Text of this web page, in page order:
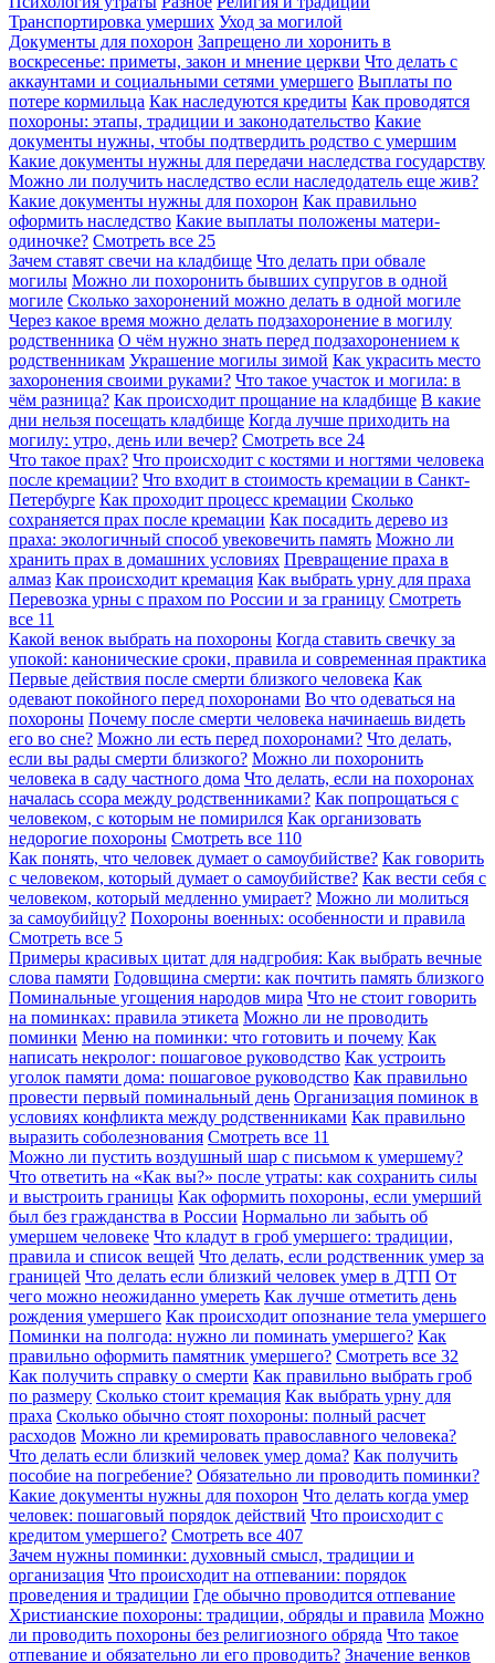
Транспортировка умерших Уход за могилой
Документы для похорон Запрещено ли хоронить в
воскресенье: приметы, закон и мнение церкви Что делать с
аккаунтами и социальными сетями умершего Выплаты по
потере кормильца Как наследуются кредиты Как проводятся
похороны: этапы, традиции и законодательство Какие
документы нужны, чтобы подтвердить родство с умершим
Какие документы нужны для передачи наследства государству
Можно ли получить наследство если наследодатель еще жив?
Какие документы нужны для похорон Как правильно
оформить наследство Какие выплаты положены матери-
одиночке? Смотреть все 25
Зачем ставят свечи на кладбище Что делать при обвале
могилы Можно ли похоронить бывших супругов в одной
могиле Сколько захоронений можно делать в одной могиле
Через какое время можно делать подзахоронение в могилу
родственника О чём нужно знать перед подзахоронением к
родственникам Украшение могилы зимой Как украсить место
захоронения своими руками? Что такое участок и могила: в
чём разница? Как происходит прощание на кладбище В какие
дни нельзя посещать кладбище Когда лучше приходить на
могилу: утро, день или вечер? Смотреть все 24
Что такое прах? Что происходит с костями и ногтями человека
после кремации? Что входит в стоимость кремации в Санкт-
Петербурге Как проходит процесс кремации Сколько
сохраняется прах после кремации Как посадить дерево из
праха: экологичный способ увековечить память Можно ли
хранить прах в домашних условиях Превращение праха в
алмаз Как происходит кремация Как выбрать урну для праха
Перевозка урны с прахом по России и за границу Смотреть
все 11
Какой венок выбрать на похороны Когда ставить свечку за
упокой: канонические сроки, правила и современная практика
Первые действия после смерти близкого человека Как
одевают покойного перед похоронами Во что одеваться на
похороны Почему после смерти человека начинаешь видеть
его во сне? Можно ли есть перед похоронами? Что делать,
если вы рады смерти близкого? Можно ли похоронить
человека в саду частного дома Что делать, если на похоронах
началась ссора между родственниками? Как попрощаться с
человеком, с которым не помирился Как организовать
недорогие похороны Смотреть все 110
Как понять, что человек думает о самоубийстве? Как говорить
с человеком, который думает о самоубийстве? Как вести себя с
человеком, который медленно умирает? Можно ли молиться
за самоубийцу? Похороны военных: особенности и правила
Смотреть все 5
Примеры красивых цитат для надгробия: Как выбрать вечные
слова памяти Годовщина смерти: как почтить память близкого
Поминальные угощения народов мира Что не стоит говорить
на поминках: правила этикета Можно ли не проводить
поминки Меню на поминки: что готовить и почему Как
написать некролог: пошаговое руководство Как устроить
уголок памяти дома: пошаговое руководство Как правильно
провести первый поминальный день Организация поминок в
условиях конфликта между родственниками Как правильно
выразить соболезнования Смотреть все 11
Можно ли пустить воздушный шар с письмом к умершему?
Что ответить на «Как вы?» после утраты: как сохранить силы
и выстроить границы Как оформить похороны, если умерший
был без гражданства в России Нормально ли забыть об
умершем человеке Что кладут в гроб умершего: традиции,
правила и список вещей Что делать, если родственник умер за
границей Что делать если близкий человек умер в ДТП От
чего можно неожиданно умереть Как лучше отметить день
рождения умершего Как происходит опознание тела умершего
Поминки на полгода: нужно ли поминать умершего? Как
правильно оформить памятник умершего? Смотреть все 32
Как получить справку о смерти Как правильно выбрать гроб
по размеру Сколько стоит кремация Как выбрать урну для
праха Сколько обычно стоят похороны: полный расчет
расходов Можно ли кремировать православного человека?
Что делать если близкий человек умер дома? Как получить
пособие на погребение? Обязательно ли проводить поминки?
Какие документы нужны для похорон Что делать когда умер
человек: пошаговый порядок действий Что происходит с
кредитом умершего? Смотреть все 407
Зачем нужны поминки: духовный смысл, традиции и
организация Что происходит на отпевании: порядок
проведения и традиции Где обычно проводится отпевание
Христианские похороны: традиции, обряды и правила Можно
ли проводить похороны без религиозного обряда Что такое
отпевание и обязательно ли его проводить? Значение венков